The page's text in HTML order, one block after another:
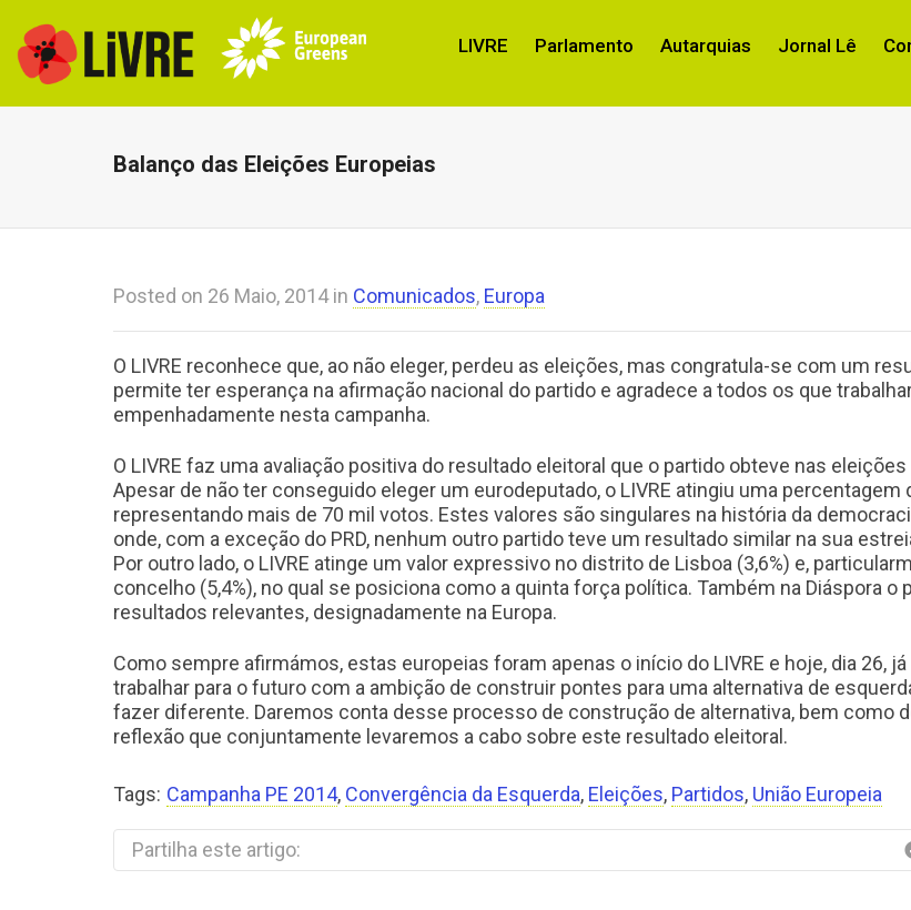
LIVRE Parlamento Autarquias Jornal Lê
Balanço das Eleições Europeias
Posted on 26 Maio, 2014in Comunicados, Europa
O LIVRE reconhece que, ao não eleger, perdeu as eleições, mas congratula-se com um
permite ter esperança na afirmação nacional do partido e agradece a todos os que
empenhadamente nesta campanha.
O LIVRE faz uma avaliação positiva do resultado eleitoral que o partido obteve nas
Apesar de não ter conseguido eleger um eurodeputado, o LIVRE atingiu uma percentagem
representando mais de 70 mil votos. Estes valores são singulares na história da
onde, com a exceção do PRD, nenhum outro partido teve um resultado similar na sua
Por outro lado, o LIVRE atinge um valor expressivo no distrito de Lisboa (3,6%) e,
concelho (5,4%), no qual se posiciona como a quinta força política. Também na Diáspora o
resultados relevantes, designadamente na Europa.
Como sempre afirmámos, estas europeias foram apenas o início do LIVRE e hoje, dia 26,
trabalhar para o futuro com a ambição de construir pontes para uma alternativa de
fazer diferente. Daremos conta desse processo de construção de alternativa, bem como
reflexão que conjuntamente levaremos a cabo sobre este resultado eleitoral.
Tags: Campanha PE 2014, Convergência da Esquerda, Eleições, Partidos, União Europeia
Partilha este artigo: